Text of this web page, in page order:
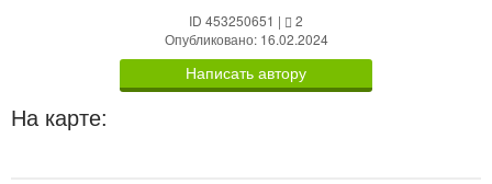
ID 453250651 |
2
Опубликовано: 16.02.2024
Написать автору
На карте: